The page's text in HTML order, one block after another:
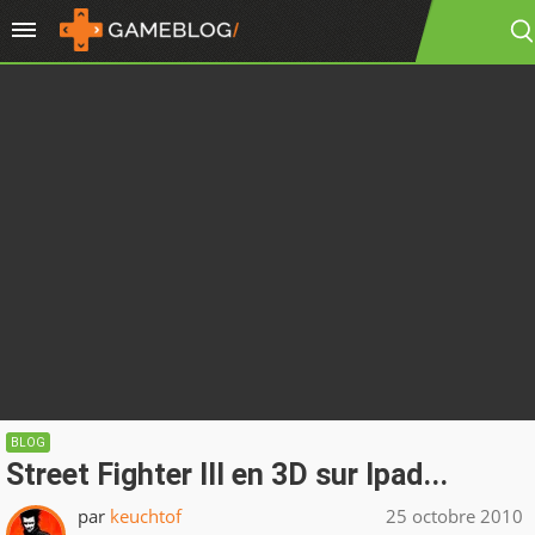
BLOG
Street Fighter III en 3D sur Ipad...
par keuchtof 25 octobre 2010